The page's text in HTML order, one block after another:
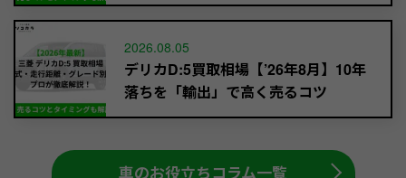
2026.08.05
デリカD:5買取相場【’26年8月】10年
落ちを「輸出」で高く売るコツ
車のお役立ちコラム一覧